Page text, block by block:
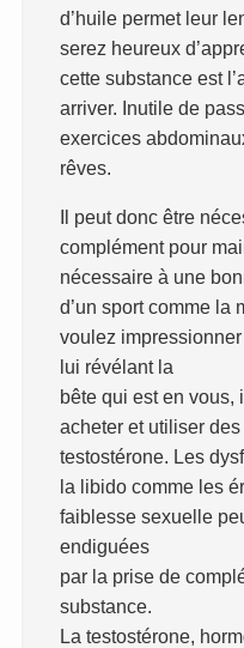
d’huile permet leur
serez heureux
cette substance est
arriver. Inutile de
exercices
rêves.
Il peut donc être
complément pour
nécessaire à une
d’un sport comme la
voulez
lui révélant la
bête qui est en vous,
acheter et utiliser
testostérone. Les
la libido comme les
faiblesse sexuelle
endiguées
par la prise de
substance.
La testostérone,